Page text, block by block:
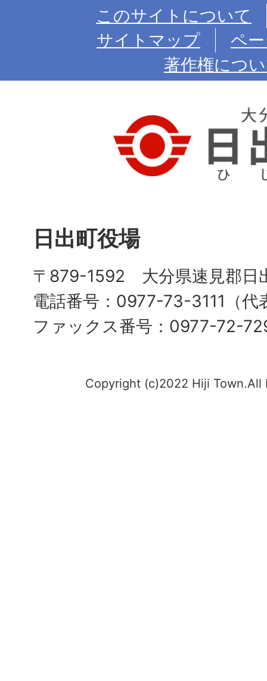
このサイトについて
サイトマップ
ペ
著作権につ
日出町役場
〒879-1592 大分県速見郡日
電話番号：0977-73-3111（代
ファックス番号：0977-72-
Copyright (c)2022 Hiji Town.All